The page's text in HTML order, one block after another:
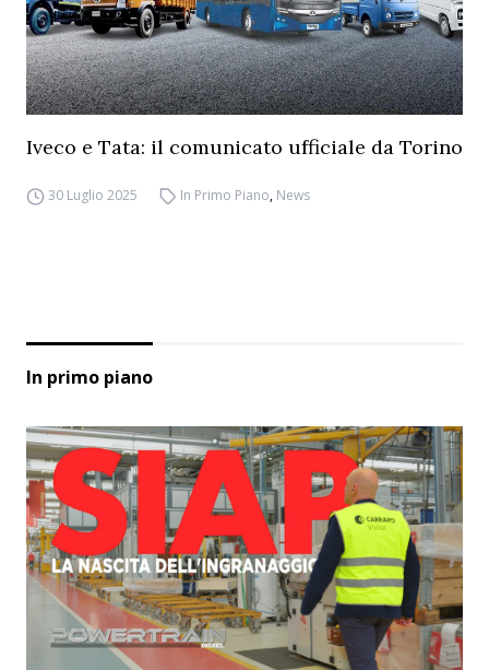
Iveco e Tata: il comunicato ufficiale da Torino
30 Luglio 2025 In Primo Piano, News
In primo piano